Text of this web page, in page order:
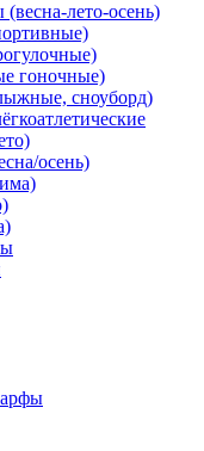
лето-осень)
гоночные)
сноуборд)
осень)